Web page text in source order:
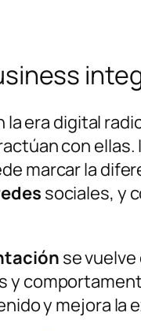
la era digital
con
marcar la
sociales, y
se
y
y mejora la